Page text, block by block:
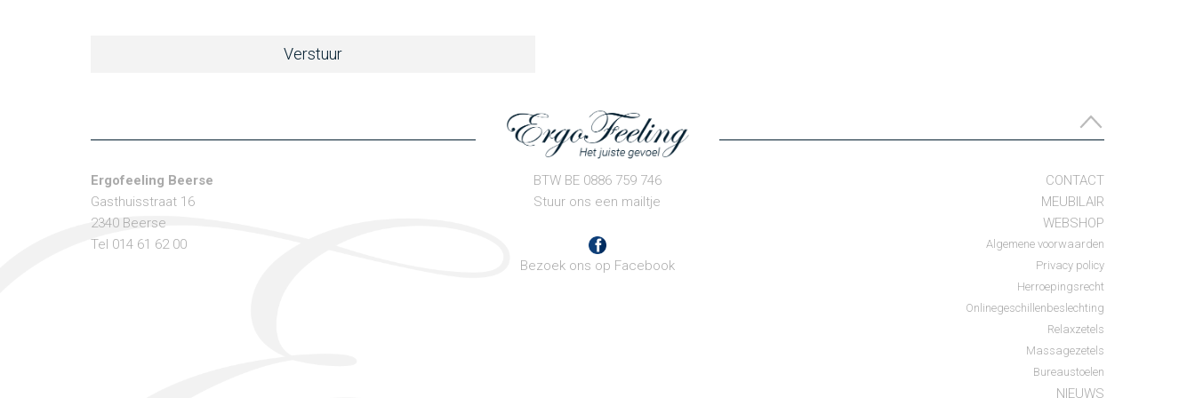
Ergofeeling Beerse
Gasthuisstraat 16
2340 Beerse
Tel 014 61 62 00
BTW BE 0886 759 746
Stuur ons een mailtje
Bezoek ons op Facebook
CONTACT
MEUBILAIR
WEBSHOP
Algemene voorwaarden
Privacy policy
Herroepingsrecht
Onlinegeschillenbeslechting
Relaxzetels
Massagezetels
Bureaustoelen
NIEUWS